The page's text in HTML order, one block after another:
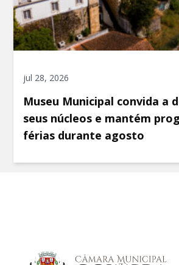
jul 28, 2026
Museu Municipal convida a
seus núcleos e mantém
férias durante agosto